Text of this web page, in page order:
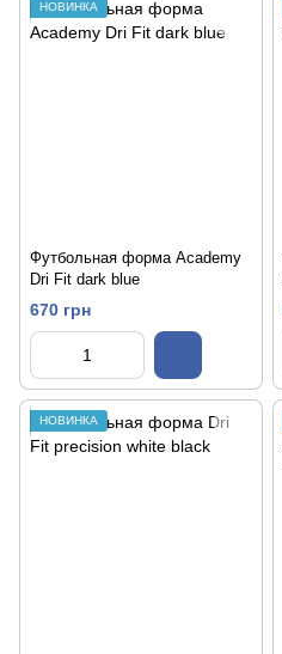
НОВИНКА
Футбольная форма Academy
Dri Fit dark blue
670 грн
НОВИНКА